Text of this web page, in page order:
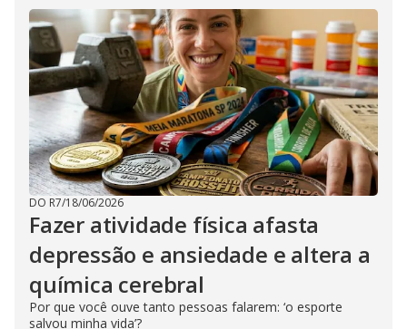
DO R7/18/06/2026
Fazer atividade física afasta
depressão e ansiedade e altera a
química cerebral
Por que você ouve tanto pessoas falarem: ‘o esporte
salvou minha vida’?